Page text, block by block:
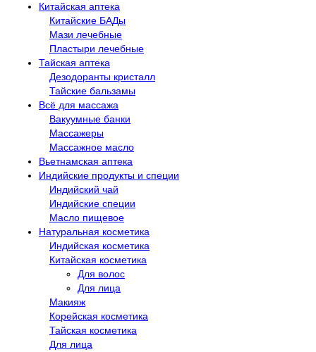
Китайская аптека
Китайские БАДы
Мази лечебные
Пластыри лечебные
Тайская аптека
Дезодоранты кристалл
Тайские бальзамы
Всё для массажа
Вакуумные банки
Массажеры
Массажное масло
Вьетнамская аптека
Индийские продукты и специи
Индийский чай
Индийские специи
Масло пищевое
Натуральная косметика
Индийская косметика
Китайская косметика
Для волос
Для лица
Макияж
Корейская косметика
Тайская косметика
Для лица